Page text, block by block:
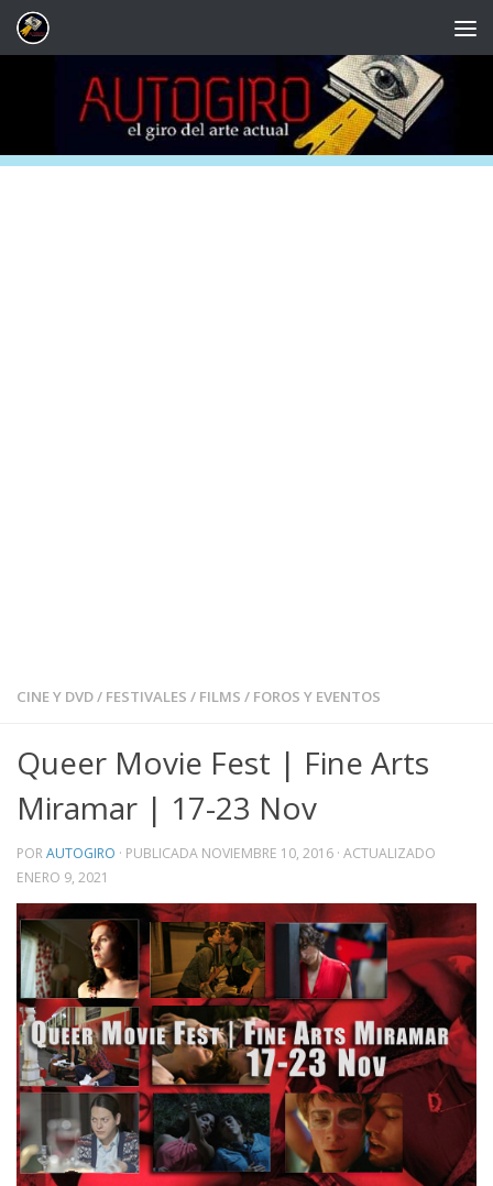
Saltar al contenido
CINE Y DVD/ FESTIVALES / FILMS / FOROS Y EVENTOS
Queer Movie Fest | Fine Arts
Miramar | 17-23 Nov
PORAUTOGIRO · PUBLICADA NOVIEMBRE 10, 2016 · ACTUALIZADO
ENERO 9, 2021